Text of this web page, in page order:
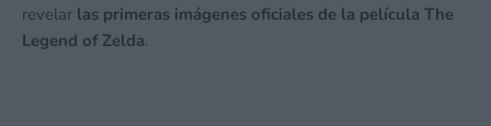
revelar las primeras imágenes oficiales de la película The
Legend of Zelda.